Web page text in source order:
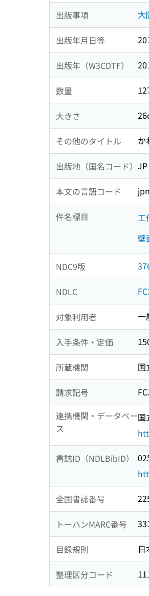
出版事項 大
出版年月日等
出版年（W3CDTF）
数量
大きさ
その他のタイトル か
出版地（国名コード） JP
本文の言語コード jpn
件名標目 工
壁
NDC9版
NDLC
対象利用者 一
入手条件・定価
所蔵機関 国
請求記号
連携機関・データベー
ス
国
書誌ID（NDLBibID）
全国書誌番号
トーハンMARC番号
目録規則 日
整理区分コード